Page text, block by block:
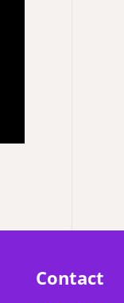
Contact